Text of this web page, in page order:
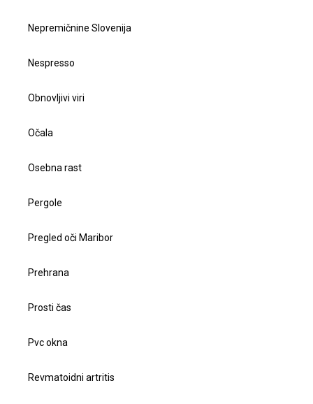
Nepremičnine Slovenija
Nespresso
Obnovljivi viri
Očala
Osebna rast
Pergole
Pregled oči Maribor
Prehrana
Prosti čas
Pvc okna
Revmatoidni artritis